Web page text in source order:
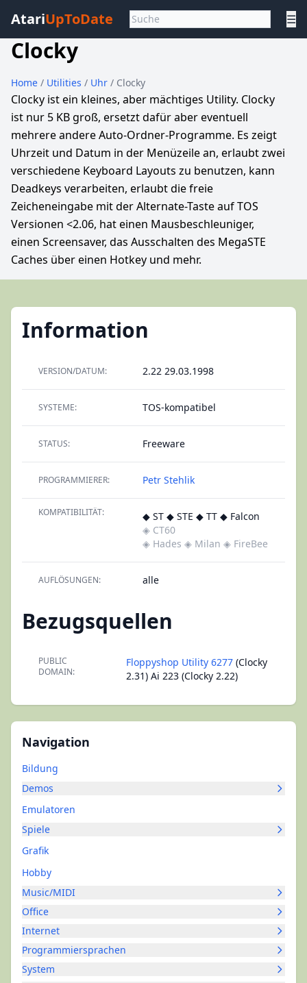
AtariUpToDate ☰
Clocky
Home / Utilities / Uhr / Clocky
Clocky ist ein kleines, aber mächtiges Utility. Clocky
ist nur 5 KB groß, ersetzt dafür aber eventuell
mehrere andere Auto-Ordner-Programme. Es zeigt
Uhrzeit und Datum in der Menüzeile an, erlaubt zwei
verschiedene Keyboard Layouts zu benutzen, kann
Deadkeys verarbeiten, erlaubt die freie
Zeicheneingabe mit der Alternate-Taste auf TOS
Versionen <2.06, hat einen Mausbeschleuniger,
einen Screensaver, das Ausschalten des MegaSTE
Caches über einen Hotkey und mehr.
Navigation
Bildung
Demos
Emulatoren
Spiele
Grafik
Hobby
Music/MIDI
Office
Internet
Programmiersprachen
System
Information
VERSION/DATUM: 2.22 29.03.1998
SYSTEME: TOS-kompatibel
STATUS: Freeware
PROGRAMMIERER: Petr Stehlik
KOMPATIBILITÄT:
◆ ST ◆ STE ◆ TT ◆ Falcon
◈ CT60
◈ Hades ◈ Milan ◈ FireBee
AUFLÖSUNGEN: alle
Bezugsquellen
PUBLIC
DOMAIN:
Floppyshop Utility 6277 (Clocky
2.31) Ai 223 (Clocky 2.22)